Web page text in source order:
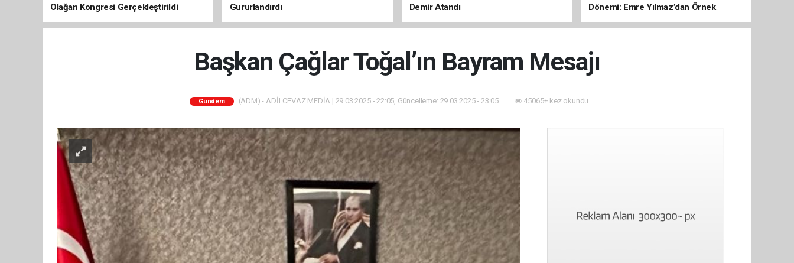
Olağan Kongresi Gerçekleştirildi
Gururlandırdı
Demir Atandı
Dönemi: Emre Yılmaz’dan Örnek
Yönetim
Başkan Çağlar Toğal’ın Bayram Mesajı
Gündem (ADM) - ADİLCEVAZ MEDİA | 29.03.2025 - 22:05, Güncelleme: 29.03.2025 - 23:05 45065+ kez okundu.